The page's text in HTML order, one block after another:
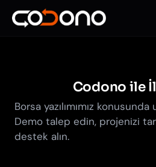
Codono ile
Borsa yazılımımız konusunda
Demo talep edin, projenizi
destek alın.